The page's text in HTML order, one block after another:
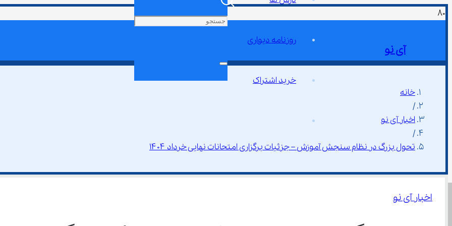
آی نو
روزنامه دیواری
خرید اشتراک
خانه
/
اخبار آی نو
/
تحول بزرگ در نظام سنجش آموزش – جزئیات برگزاری امتحانات نهایی خرداد ۱۴۰۴
اخبار آی نو